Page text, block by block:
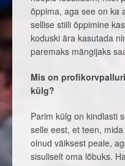
õppima, aga see on ka
sellise stiili õppimine
koduski ära kasutada
paremaks mängijaks
Mis on
külg?
Parim külg on kindlasti
selle eest, et teen,
olnud väiksest peale,
sisuliselt oma lõbuks.